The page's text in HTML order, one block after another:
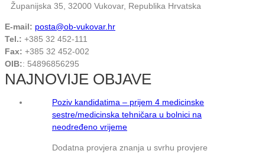
Županijska 35, 32000 Vukovar, Republika Hrvatska
E-mail: posta@ob-vukovar.hr
Tel.: +385 32 452-111
Fax: +385 32 452-002
OIB:: 54896856295
NAJNOVIJE OBJAVE
Poziv kandidatima – prijem 4 medicinske
sestre/medicinska tehničara u bolnici na
neodređeno vrijeme
Dodatna provjera znanja u svrhu provjere